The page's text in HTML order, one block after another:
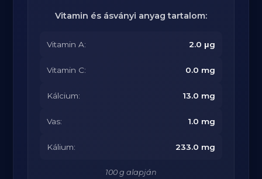
Vitamin és ásványi anyag tartalom:
Vitamin A: 2.0 μg
Vitamin C: 0.0 mg
Kálcium: 13.0 mg
Vas: 1.0 mg
Kálium: 233.0 mg
100 g alapján